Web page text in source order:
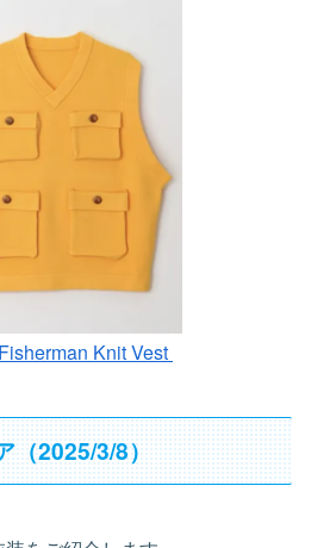
Knit Vest
（2025/3/8）